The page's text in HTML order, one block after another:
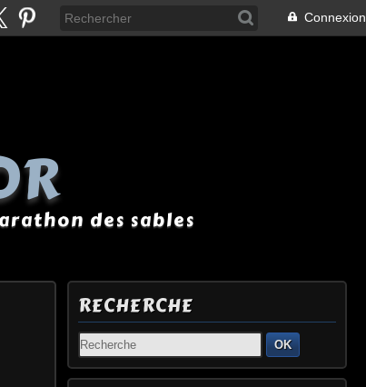
Connexion
des sables
RECHERCHE
OK